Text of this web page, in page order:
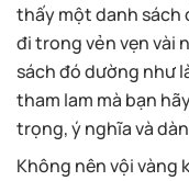
thấy một danh sách
đi trong vẻn vẹn vài
sách đó dường như
tham lam mà bạn
trọng, ý nghĩa và
Không nên vội vàng